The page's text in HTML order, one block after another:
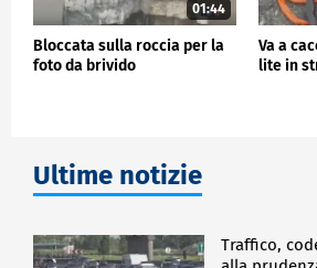
01:44
Bloccata sulla roccia per la
foto da brivido
Va a
lite in
Ultime notizie
Traffico,